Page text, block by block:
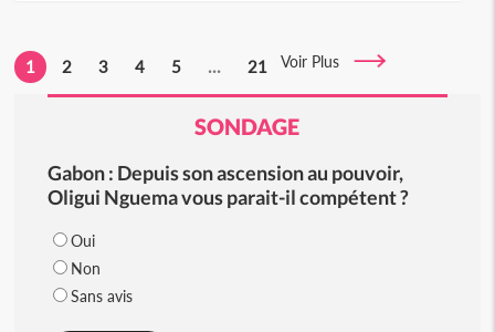
1 2 3 4 5 ... 21 Voir Plus
SONDAGE
Gabon : Depuis son ascension au pouvoir,
Oligui Nguema vous parait-il compétent ?
Oui
Non
Sans avis